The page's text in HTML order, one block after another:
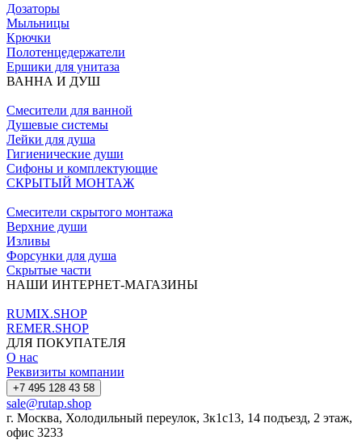
Дозаторы
Мыльницы
Крючки
Полотенцедержатели
Ершики для унитаза
ВАННА И ДУШ
Смесители для ванной
Душевые системы
Лейки для душа
Гигиенические души
Сифоны и комплектующие
СКРЫТЫЙ МОНТАЖ
Смесители скрытого монтажа
Верхние души
Изливы
Форсунки для душа
Скрытые части
НАШИ ИНТЕРНЕТ-МАГАЗИНЫ
RUMIX.SHOP
REMER.SHOP
ДЛЯ ПОКУПАТЕЛЯ
О нас
Реквизиты компании
+7 495 128 43 58
sale@rutap.shop
г. Москва, Холодильный переулок, 3к1с13, 14 подъезд, 2 этаж,
офис 3233